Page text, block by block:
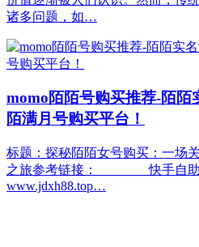
诸多问题，如…
momo陌陌号购买推荐-陌陌
陌满月号购买平台！
标题：探秘陌陌女号购买：一场
之旅参考链接： 快手自助下
www.jdxh88.top…